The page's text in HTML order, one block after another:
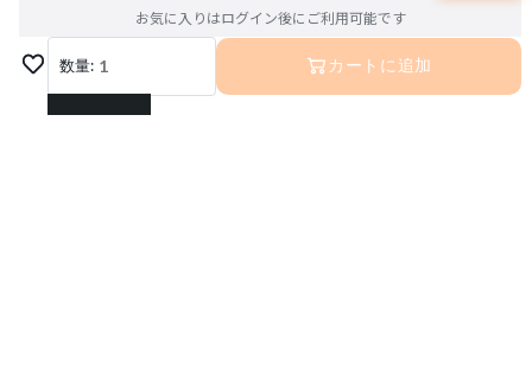
お気に入りはログイン後にご利用可能です
数量: 1
1
カートに追加